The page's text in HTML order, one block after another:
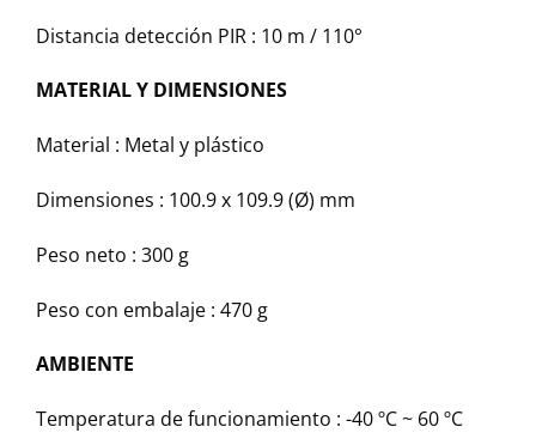
Distancia detección PIR : 10 m / 110°
MATERIAL Y DIMENSIONES
Material : Metal y plástico
Dimensiones : 100.9 x 109.9 (Ø) mm
Peso neto : 300 g
Peso con embalaje : 470 g
AMBIENTE
Temperatura de funcionamiento : -40 ºC ~ 60 ºC